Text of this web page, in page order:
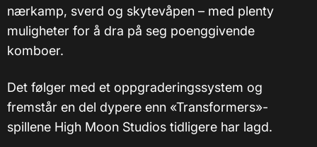
nærkamp, sverd og skytevåpen – med plenty
muligheter for å dra på seg poenggivende
komboer.
Det følger med et oppgraderingssystem og
fremstår en del dypere enn «Transformers»-
spillene High Moon Studios tidligere har lagd.